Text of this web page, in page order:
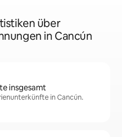
über
in Cancún
insgesamt
in Cancún.